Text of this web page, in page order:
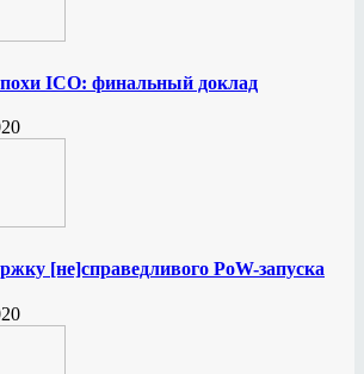
ICO: финальный доклад
[не]справедливого PoW-запуска